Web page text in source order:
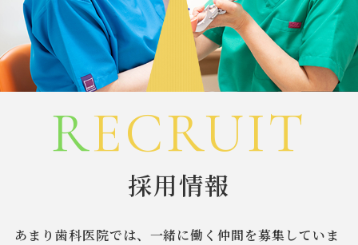
RECRUIT
採用情報
あまり歯科医院では、一緒に働く仲間を募集していま